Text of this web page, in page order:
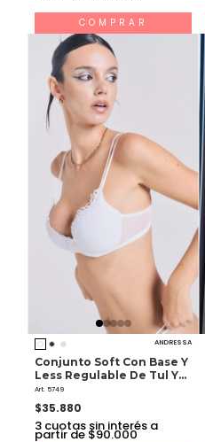
COMPRAR
ANDRESSA
Conjunto Soft Con Base Y
Less Regulable De Tul Y
Guipiur
Art. 5749
$35.880
3 cuotas sin interés a
partir de $90.000